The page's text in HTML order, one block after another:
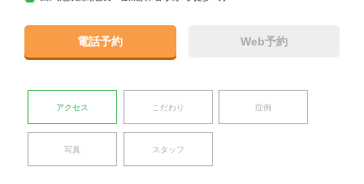
電話予約 Web予約
アクセス こだわり 症例
写真 スタッフ